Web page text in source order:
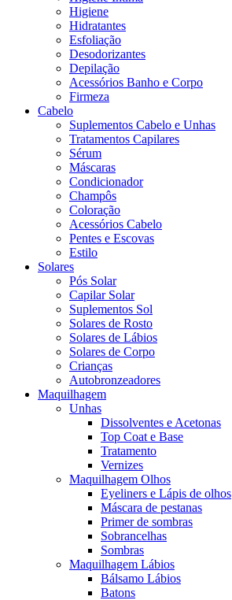
Higiene
Hidratantes
Esfoliação
Desodorizantes
Depilação
Acessórios Banho e Corpo
Firmeza
Cabelo
Suplementos Cabelo e Unhas
Tratamentos Capilares
Sérum
Máscaras
Condicionador
Champôs
Coloração
Acessórios Cabelo
Pentes e Escovas
Estilo
Solares
Pós Solar
Capilar Solar
Suplementos Sol
Solares de Rosto
Solares de Lábios
Solares de Corpo
Crianças
Autobronzeadores
Maquilhagem
Unhas
Dissolventes e Acetonas
Top Coat e Base
Tratamento
Vernizes
Maquilhagem Olhos
Eyeliners e Lápis de olhos
Máscara de pestanas
Primer de sombras
Sobrancelhas
Sombras
Maquilhagem Lábios
Bálsamo Lábios
Batons